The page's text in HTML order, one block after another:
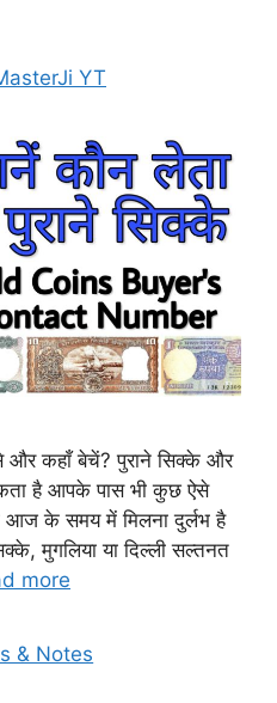
YT
और कहाँ बेचें? पुराने सिक्के और
है आपके पास भी कुछ ऐसे
आज के समय में मिलना दुर्लभ है
मुगलिया या दिल्ली सल्तनत
more
& Notes